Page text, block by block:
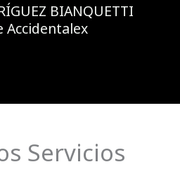
BIANQUETTI
Accidentalex
Servicios